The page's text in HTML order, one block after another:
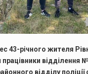
43-річного жителя
відділення
відділу поліції